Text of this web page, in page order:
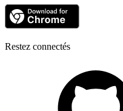
Restez connectés